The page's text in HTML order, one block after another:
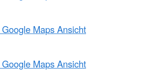
Maps Ansicht
Maps Ansicht